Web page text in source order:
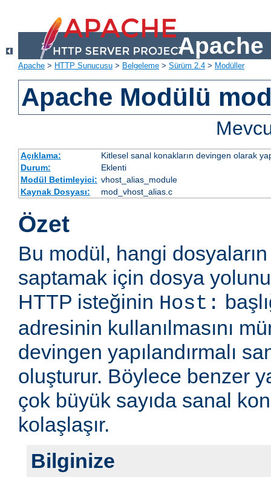
Apache
Apache > HTTP Sunucusu > Belgeleme > Sürüm 2.4 > Modüller
Apache Modülü
Açıklama:
Kitlesel sanal konakların devingen olarak
Durum:
Eklenti
Modül Betimleyici: vhost_alias_module
Kaynak Dosyası:
mod_vhost_alias.c
Özet
Bu modül, hangi dosyaların
saptamak için dosya
HTTP isteğinin Host:
adresinin kullanılmasını
devingen yapılandırmalı
oluşturur. Böylece benzer
çok büyük sayıda sanal
kolaşlaşır.
Bilginize